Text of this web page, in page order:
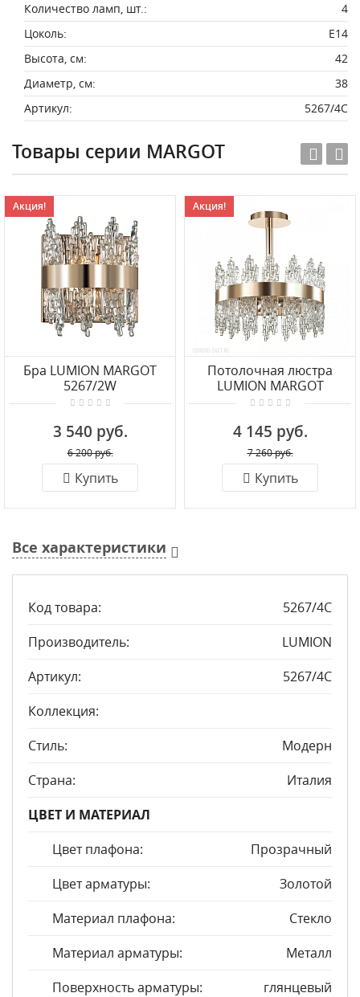
Количество ламп, шт.:
4
Цоколь:
E14
Высота, см:
42
Диаметр, см:
38
Артикул:
5267/4C
Товары серии MARGOT
Акция!
Бра LUMION MARGOT
5267/2W
3 540 руб.
6 200 руб.
Купить
Акция!
Потолочная люстра
LUMION MARGOT
5267/4CY
4 145 руб.
7 260 руб.
Купить
Все характеристики
Код товара:
5267/4C
Производитель:
LUMION
Артикул:
5267/4C
Коллекция:
Стиль:
Модерн
Страна:
Италия
ЦВЕТ И МАТЕРИАЛ
Цвет плафона:
Прозрачный
Цвет арматуры:
Золотой
Материал плафона:
Стекло
Материал арматуры:
Металл
Поверхность арматуры:
глянцевый